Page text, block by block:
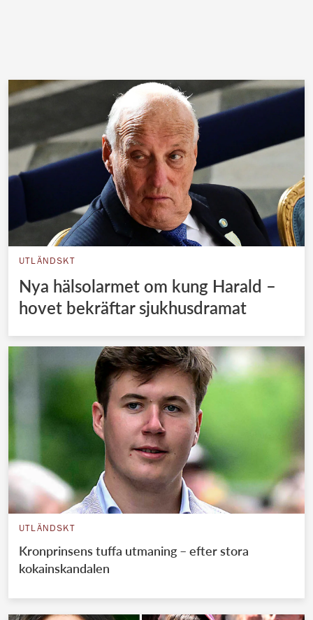
UTLÄNDSKT
Nya hälsolarmet om kung Harald –
hovet bekräftar sjukhusdramat
UTLÄNDSKT
Kronprinsens tuffa utmaning – efter stora
kokainskandalen